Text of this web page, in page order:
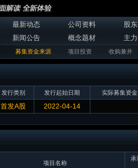
最新动态 公司资料
股
新闻公告
概念题材 主
募集资金来源 项目投资 收购兼并
发行类别 发行起始日期 实际募集资
首发A股 2022-04-14
项目名称
承